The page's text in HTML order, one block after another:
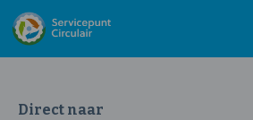
Direct naar